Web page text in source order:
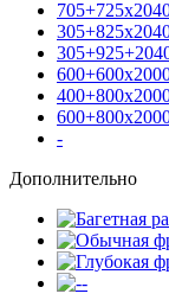
-
Дополнительно
-